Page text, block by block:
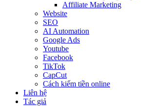
Affiliate Marketing
Website
SEO
AI Automation
Google Ads
Youtube
Facebook
TikTok
CapCut
Cách kiếm tiền online
Liên hệ
Tác giả